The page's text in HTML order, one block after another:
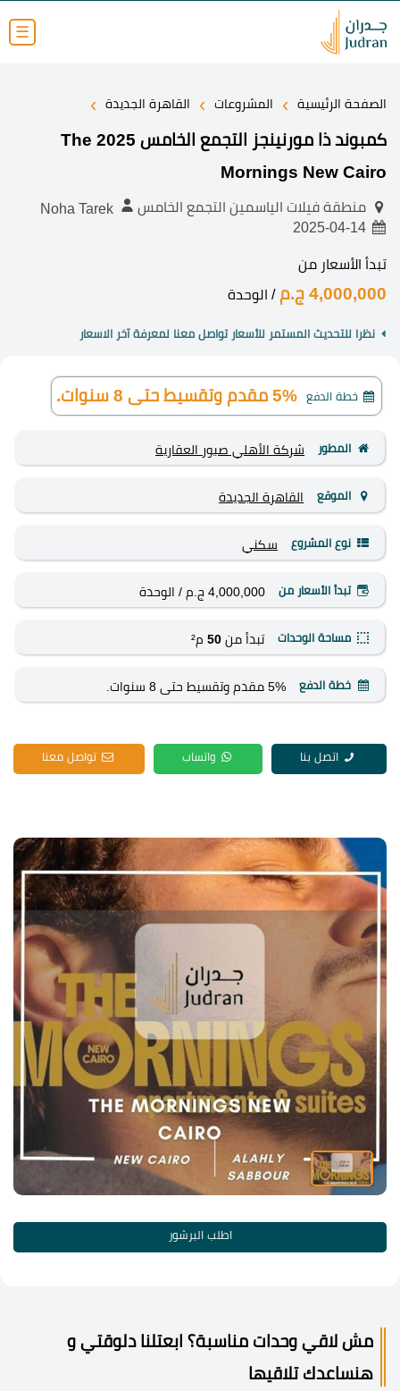
☰
الصفحة الرئيسية › المشروعات › القاهرة الجديدة ›
كمبوند ذا مورنينجز التجمع الخامس 2025 The
Mornings New Cairo
منطقة فيلات الياسمين التجمع الخامس
Noha Tarek
2025-04-14
تبدأ الأسعار من
4,000,000 ج.م / الوحدة
نظرا للتحديث المستمر للأسعار تواصل معنا لمعرفة آخر الاسعار
خطة الدفع 5% مقدم وتقسيط حتى 8 سنوات.
المطور شركة الأهلي صبور العقارية
الموقع القاهرة الجديدة
نوع المشروع سكني
تبدأ الأسعار من 4,000,000 ج.م / الوحدة
مساحة الوحدات تبدأ من 50م²
خطة الدفع 5% مقدم وتقسيط حتى 8 سنوات.
اتصل بنا واتساب تواصل معنا
اطلب البرشور
مش لاقي وحدات مناسبة؟ ابعتلنا دلوقتي و
هنساعدك تلاقيها